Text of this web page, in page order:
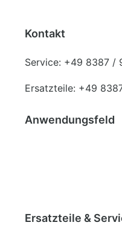
Kontakt
Service: +49 8387 /
Ersatzteile: +49
Anwendungsfeld
Ersatzteile &